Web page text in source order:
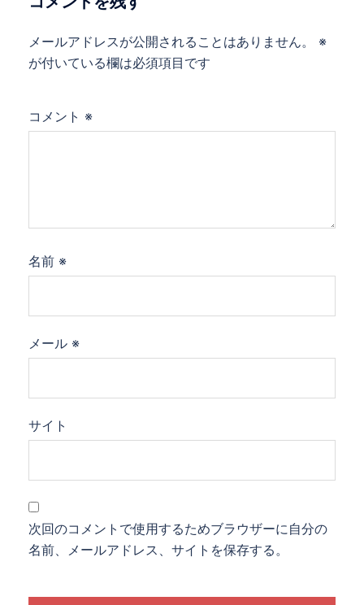
メールアドレスが公開されることはありません。
※
が付いている欄は必須項目です
コメント ※
名前 ※
メール ※
サイト
次回のコメントで使用するためブラウザーに自分の
名前、メールアドレス、サイトを保存する。